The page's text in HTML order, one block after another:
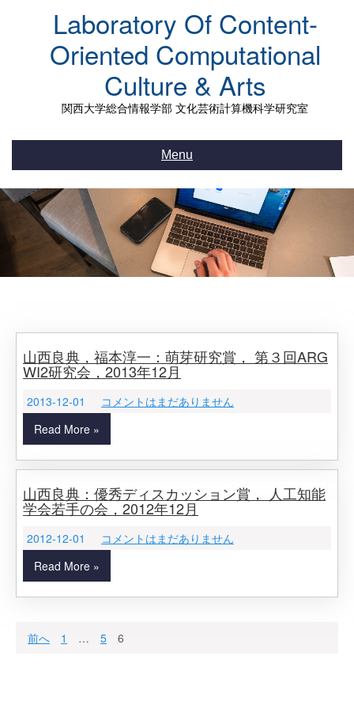
Laboratory Of Content-
Oriented Computational
Culture & Arts
関西大学総合情報学部 文化芸術計算機科学研究室
Menu
山西良典，福本淳一：萌芽研究賞， 第３回ARG
WI2研究会，2013年12月
2013-12-01
コメントはまだありません
Read More »
山西良典：優秀ディスカッション賞， 人工知能
学会若手の会，2012年12月
2012-12-01
コメントはまだありません
Read More »
投
前へ 1 … 5 6